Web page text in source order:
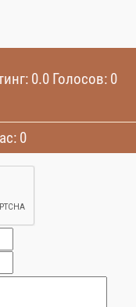
0.0 Голосов: 0
0